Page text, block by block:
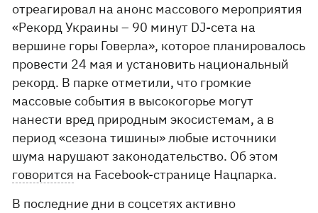
отреагировал на анонс массового мероприятия
«Рекорд Украины – 90 минут DJ-сета на
вершине горы Говерла», которое планировалось
провести 24 мая и установить национальный
рекорд. В парке отметили, что громкие
массовые события в высокогорье могут
нанести вред природным экосистемам, а в
период «сезона тишины» любые источники
шума нарушают законодательство. Об этом
говорится на Facebook-странице Нацпарка.
В последние дни в соцсетях активно